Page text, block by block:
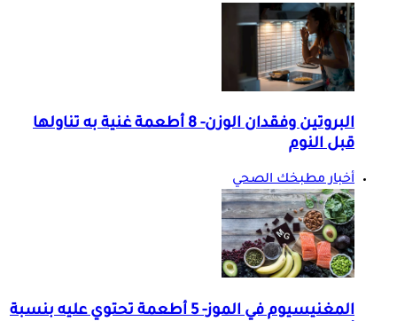
البروتين وفقدان الوزن- 8 أطعمة غنية به تناولها
قبل النوم
أخبار مطبخك الصحي
المغنيسيوم في الموز- 5 أطعمة تحتوي عليه بنسبة